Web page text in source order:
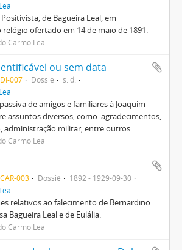
de Bagueira Leal, em
ofertado em 14 de maio de 1891.
Carmo Leal
ou sem data
DI-007 Dossiê
s. d.
de amigos e familiares à Joaquim
assuntos diversos, como: agradecimentos,
administração militar, entre outros.
Carmo Leal
003 Dossiê
1892 - 1929-09-30
relativos ao falecimento de Bernardino
Bagueira Leal e de Eulália.
Carmo Leal